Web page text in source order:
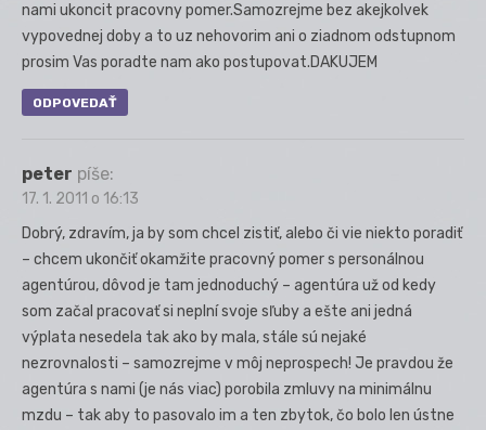
nami ukoncit pracovny pomer.Samozrejme bez akejkolvek
vypovednej doby a to uz nehovorim ani o ziadnom odstupnom
prosim Vas poradte nam ako postupovat.DAKUJEM
ODPOVEDAŤ
peter píše:
17. 1. 2011 o 16:13
Dobrý, zdravím, ja by som chcel zistiť, alebo či vie niekto poradiť
– chcem ukončiť okamžite pracovný pomer s personálnou
agentúrou, dôvod je tam jednoduchý – agentúra už od kedy
som začal pracovať si neplní svoje sľuby a ešte ani jedná
výplata nesedela tak ako by mala, stále sú nejaké
nezrovnalosti – samozrejme v môj neprospech! Je pravdou že
agentúra s nami (je nás viac) porobila zmluvy na minimálnu
mzdu – tak aby to pasovalo im a ten zbytok, čo bolo len ústne